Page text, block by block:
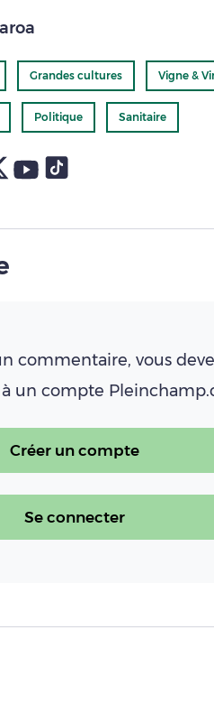
Grandes cultures Vigne &
Politique Sanitaire
commentaire, vous
un compte
Créer un compte
Se connecter